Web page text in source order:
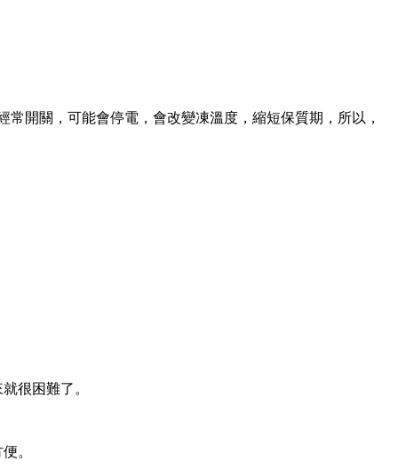
開關，可能會停電，會改變凍溫度，縮短保質期，所以，
很困難了。
。